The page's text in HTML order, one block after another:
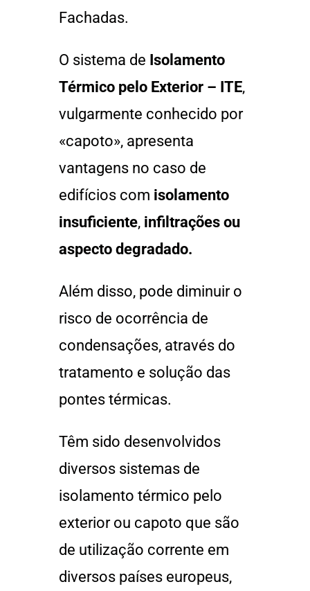
Fachadas.
O sistema de Isolamento
Térmico pelo Exterior – ITE,
vulgarmente conhecido por
«capoto», apresenta
vantagens no caso de
edifícios com isolamento
insuficiente, infiltrações ou
aspecto degradado.
Além disso, pode diminuir o
risco de ocorrência de
condensações, através do
tratamento e solução das
pontes térmicas.
Têm sido desenvolvidos
diversos sistemas de
isolamento térmico pelo
exterior ou capoto que são
de utilização corrente em
diversos países europeus,